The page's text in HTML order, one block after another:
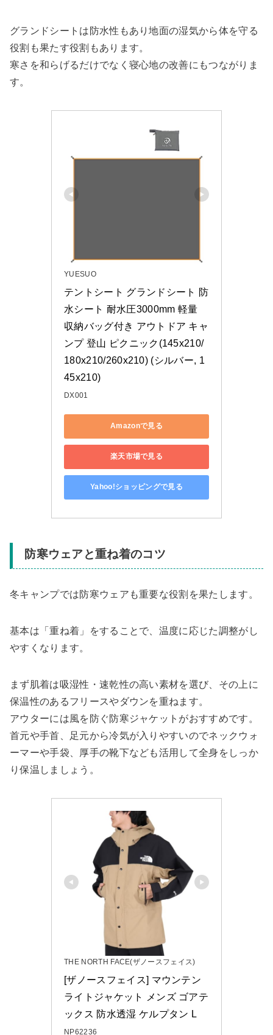
グランドシートは防水性もあり地面の湿気から体を守る
役割も果たす役割もあります。
寒さを和らげるだけでなく寝心地の改善にもつながりま
す。
YUESUO
テントシート グランドシート 防
水シート 耐水圧3000mm 軽量
収納バッグ付き アウトドア キャ
ンプ 登山 ピクニック(145x210/
180x210/260x210) (シルバー, 1
45x210)
DX001
Amazonで見る
楽天市場で見る
Yahoo!ショッピングで見る
防寒ウェアと重ね着のコツ
冬キャンプでは防寒ウェアも重要な役割を果たします。
基本は「重ね着」をすることで、温度に応じた調整がし
やすくなります。
まず肌着は吸湿性・速乾性の高い素材を選び、その上に
保温性のあるフリースやダウンを重ねます。
アウターには風を防ぐ防寒ジャケットがおすすめです。
首元や手首、足元から冷気が入りやすいのでネックウォ
ーマーや手袋、厚手の靴下なども活用して全身をしっか
り保温しましょう。
THE NORTH FACE(ザノースフェイス)
[ザノースフェイス] マウンテン
ライトジャケット メンズ ゴアテ
ックス 防水透湿 ケルプタン L
NP62236